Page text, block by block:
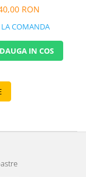
RON
LA COMANDA
IN COS